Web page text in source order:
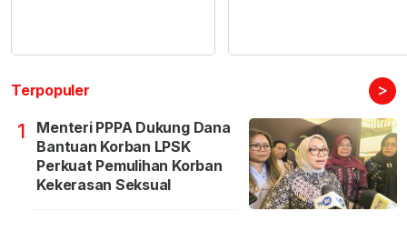
Terpopuler >
1
Menteri PPPA Dukung Dana
Bantuan Korban LPSK
Perkuat Pemulihan Korban
Kekerasan Seksual